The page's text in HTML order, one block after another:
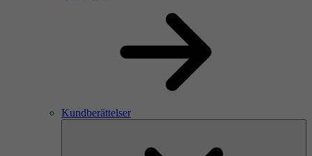
Kundberättelser